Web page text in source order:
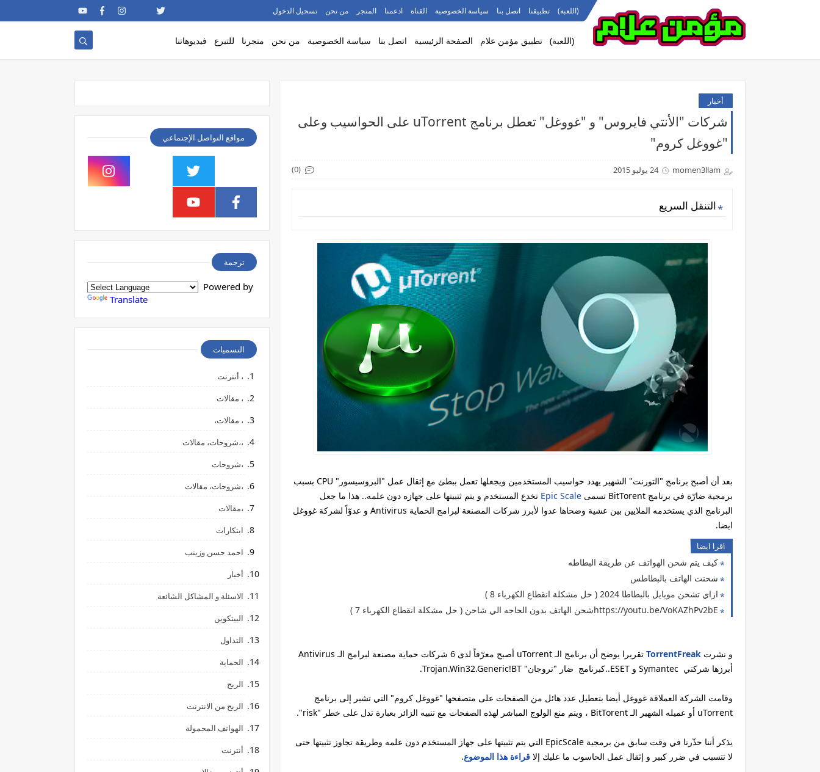
(اللعبة) تطبيقنا اتصل بنا سياسة الخصوصية القناة ادعمنا المتجر من نحن تسجيل الدخول
(اللعبة) تطبيق مؤمن علام الصفحة الرئيسية اتصل بنا سياسة الخصوصية من نحن متجرنا للتبرع فيديوهاتنا
أخبار
شركات "الأنتي فايروس" و "غووغل" تعطل برنامج uTorrent على الحواسيب وعلى
"غووغل كروم"
momen3llam 24 يوليو 2015 (0)
التنقل السريع
بعد أن أصبح برنامج "التورنت" الشهير يهدد حواسيب المستخدمين ويجعلها تعمل ببطئ مع إثقال عمل "البروسيسور" CPU بسبب
برمجية ضارّة في برنامج BitTorent تسمى
Epic Scale تخدع المستخدم و يتم ثتبيتها على جهازه دون علمه.. هذا ما جعل
البرنامج الذي يستخدمه الملايين بين عشية وضحاها عدوا لأبرز شركات المصنعة لبرامج الحماية Antivirus و عدوّاً لشركة غووغل
ايضا.
اقرا ايضا
كيف يتم شحن الهواتف عن طريقة البطاطه
شحنت الهاتف بالبطاطس
ازاي تشحن موبايل بالبطاطا 2024 ( حل مشكلة انقطاع الكهرباء 8 )
https://youtu.be/VoKAZhPv2bEشحن الهاتف بدون الحاجه الي شاحن ( حل مشكلة انقطاع الكهرباء 7 )
و نشرت TorrentFreak
تقريرا يوضح أن برنامج الـ uTorrent أصبح معرّفاً لدى 6 شركات حماية مصنعة لبرامج الـ Antivirus
أبرزها شركتي Symantec و ESET..كبرنامج ضار "تروجان" Trojan.Win32.Generic!BT.
وقامت الشركة العملاقة غووغل أيضا بتعطيل عدد هائل من الصفحات على متصفحها "غووغل كروم" التي تشير إلى برنامج
uTorrent أو عميله الشهير الـ BitTorent ، ويتم منع الولوج المباشر لهذه الصفحات مع تنبيه الزائر بعبارة تدل على خطر "risk".
يذكر أننا حذّرنا في وقت سابق من برمجية EpicScale التي يتم تثبيتها على جهاز المستخدم دون علمه وطريقة تجاوز تثبيتها حتى
لا تتسبب في ضرر كبير و إثقال عمل الحاسوب ما عليك إلا قراءة هذا الموضوع.
مواقع التواصل الإجتماعي
ترجمة
Powered by
Translate
التسميات
، أنترنت
، مقالات
، مقالات،
،،شروحات، مقالات
،شروحات
،شروحات، مقالات
،مقالات
ابتكارات
احمد حسن وزينب
أخبار
الاسئلة و المشاكل الشائعة
البيتكوين
التداول
الحماية
الربح
الربح من الانترنت
الهواتف المحمولة
أنترنت